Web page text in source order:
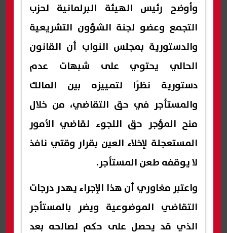
وأوضح رئيس الهيئة البرلمانية لحزب
التجمع وعضو لجنة الشؤون التشريعية
والدستورية بمجلس النواب أن القانون
الحالي يحتوي على شبهات عدم
دستورية نظرًا لتمييزه بين المالك
والمستأجر في حق التقاضي، من خلال
منح المؤجر حق اللجوء لقاضي الأمور
المستعجلة لإخلاء العين بقرار وقتي نافذ
لا يوقفه طعن المستأجر.
واعتبر مغاوري أن هذا الإجراء يهدر درجات
التقاضي الموضوعية ويضر بالمستأجر
الذي قد يحصل على حكم لصالحه بعد